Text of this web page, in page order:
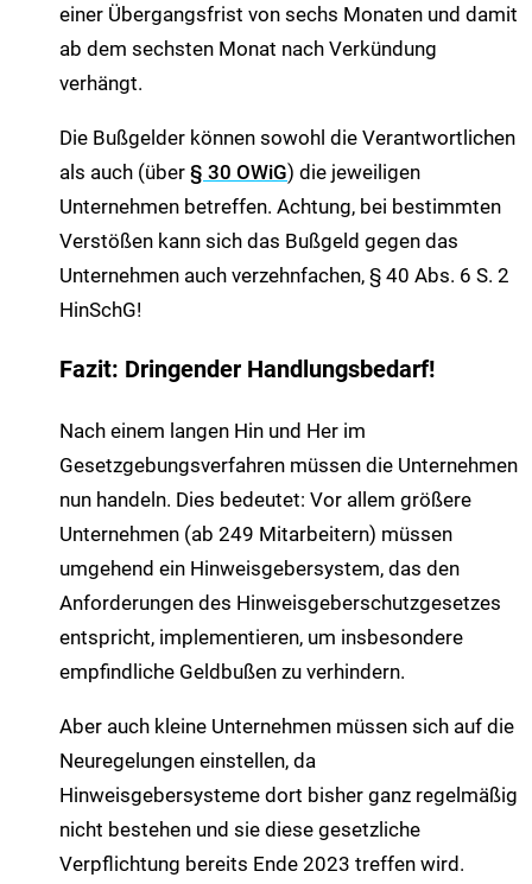
einer Übergangsfrist von sechs Monaten und damit
ab dem sechsten Monat nach Verkündung
verhängt.
Die Bußgelder können sowohl die Verantwortlichen
als auch (über § 30 OWiG) die jeweiligen
Unternehmen betreffen. Achtung, bei bestimmten
Verstößen kann sich das Bußgeld gegen das
Unternehmen auch verzehnfachen, § 40 Abs. 6 S. 2
HinSchG!
Fazit: Dringender Handlungsbedarf!
Nach einem langen Hin und Her im
Gesetzgebungsverfahren müssen die Unternehmen
nun handeln. Dies bedeutet: Vor allem größere
Unternehmen (ab 249 Mitarbeitern) müssen
umgehend ein Hinweisgebersystem, das den
Anforderungen des Hinweisgeberschutzgesetzes
entspricht, implementieren, um insbesondere
empfindliche Geldbußen zu verhindern.
Aber auch kleine Unternehmen müssen sich auf die
Neuregelungen einstellen, da
Hinweisgebersysteme dort bisher ganz regelmäßig
nicht bestehen und sie diese gesetzliche
Verpflichtung bereits Ende 2023 treffen wird.